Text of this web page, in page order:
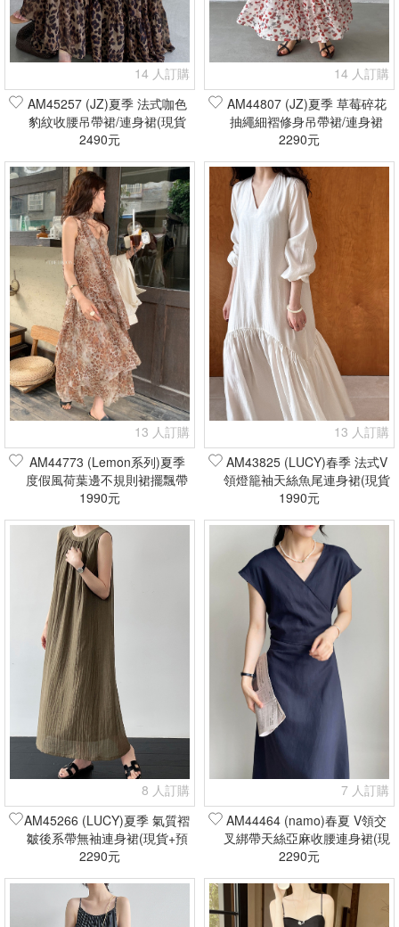
14 人訂購
AM45257 (JZ)夏季 法式咖色
豹紋收腰吊帶裙/連身裙(現貨
+預購)
2490元
14 人訂購
AM44807 (JZ)夏季 草莓碎花
抽繩細褶修身吊帶裙/連身裙
(現貨+預購)
2290元
13 人訂購
AM44773 (Lemon系列)夏季
度假風荷葉邊不規則裙擺飄帶
豹紋吊帶裙/連身裙(現貨+預
購)
1990元
13 人訂購
AM43825 (LUCY)春季 法式V
領燈籠袖天絲魚尾連身裙(現貨
+預購)
1990元
8 人訂購
AM45266 (LUCY)夏季 氣質褶
皺後系帶無袖連身裙(現貨+預
購)
2290元
7 人訂購
AM44464 (namo)春夏 V領交
叉綁帶天絲亞麻收腰連身裙(現
貨+預購)
2290元